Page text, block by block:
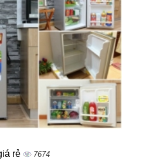
rẻ 7674